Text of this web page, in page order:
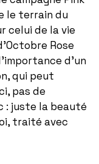
le terrain du
celui de la vie
Rose
d’un
qui peut
pas de
: juste la beauté
traité avec